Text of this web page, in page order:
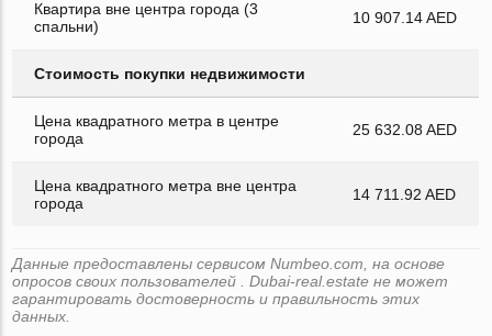
Квартира вне центра города (3
спальни)
10 907.14 AED
Стоимость покупки недвижимости
Цена квадратного метра в центре
города
25 632.08 AED
Цена квадратного метра вне центра
города
14 711.92 AED
Данные предоставлены сервисом Numbeo.com, на основе
опросов своих пользователей . Dubai-real.estate не может
гарантировать достоверность и правильность этих
данных.